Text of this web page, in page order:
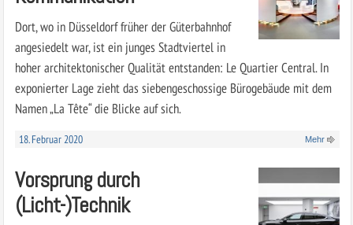
Dort, wo in Düsseldorf früher der Güterbahnhof
angesiedelt war, ist ein junges Stadtviertel in
hoher architektonischer Qualität entstanden: Le Quartier Central. In
exponierter Lage zieht das siebengeschossige Bürogebäude mit dem
Namen „La Tête“ die Blicke auf sich.
18. Februar 2020 Mehr
Vorsprung durch
(Licht-)Technik